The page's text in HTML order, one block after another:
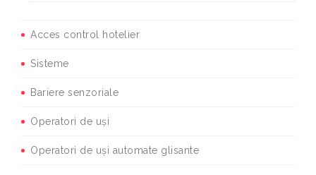
Acces control hotelier
Sisteme
Bariere senzoriale
Operatori de uși
Operatori de uși automate glisante